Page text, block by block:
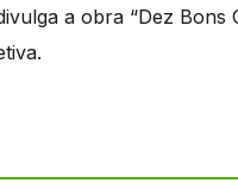
a obra “Dez